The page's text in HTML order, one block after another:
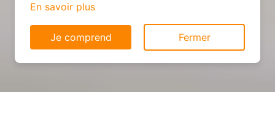
En savoir plus
Je comprend Fermer